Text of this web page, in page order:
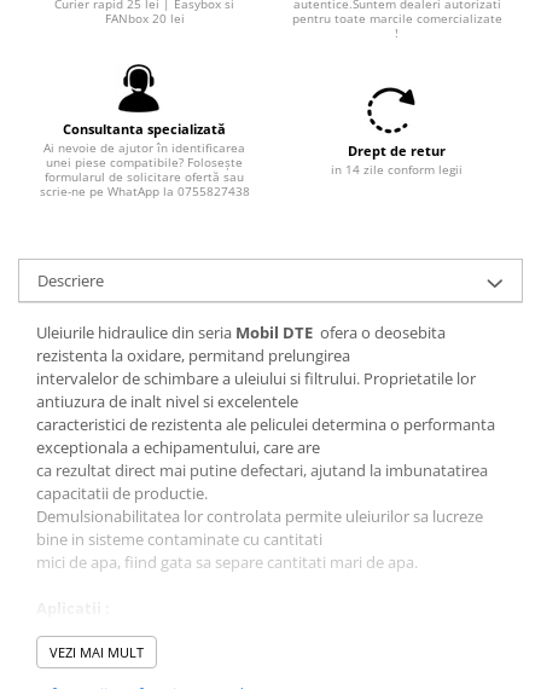
Filtre agent racire
Filtre aer
Filtre combustibil
Filtre habitaclu
Filtre epurator
Sistem franare
Placute frana
Discuri frana
Saboti frana
Senzori uzura placute
Tamburi frana
Cablu frana de mana
Suport etrier
Electrice
Distributie
Kit distributie
Curier rapid 25 lei | Easybox si
FANbox 20 lei
autentice.Suntem dealeri autorizati
pentru toate marcile comercializate
!
Consultanta specializată
Ai nevoie de ajutor în identificarea
unei piese compatibile? Folosește
formularul de solicitare ofertă sau
scrie-ne pe WhatApp la 0755827438
Drept de retur
in 14 zile conform legii
Descriere
Uleiurile hidraulice din seria Mobil DTE ofera o deosebita
rezistenta la oxidare, permitand prelungirea
intervalelor de schimbare a uleiului si filtrului. Proprietatile lor
antiuzura de inalt nivel si excelentele
caracteristici de rezistenta ale peliculei determina o performanta
exceptionala a echipamentului, care are
ca rezultat direct mai putine defectari, ajutand la imbunatatirea
capacitatii de productie.
Demulsionabilitatea lor controlata permite uleiurilor sa lucreze
bine in sisteme contaminate cu cantitati
mici de apa, fiind gata sa separe cantitati mari de apa.
-Sisteme hidraulice la care formarea de depuneri este critica,
precum sunt masinile sofisticate Controlate
VEZI MAI MULT